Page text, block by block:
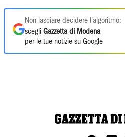
Non lasciare decidere l'algoritmo:
scegli Gazzetta di Modena
per le tue notizie su Google